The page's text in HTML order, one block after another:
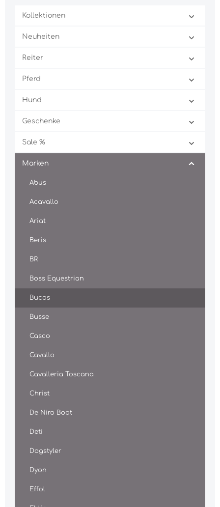
Kollektionen
Neuheiten
Reiter
Pferd
Hund
Geschenke
Sale %
Marken
Abus
Acavallo
Ariat
Beris
BR
Boss Equestrian
Bucas
Busse
Casco
Cavallo
Cavalleria Toscana
Christ
De Niro Boot
Deti
Dogstyler
Dyon
Effol